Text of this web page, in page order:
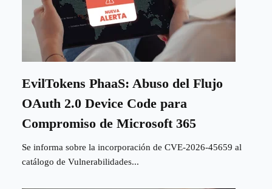
EvilTokens PhaaS: Abuso del Flujo
OAuth 2.0 Device Code para
Compromiso de Microsoft 365
Se informa sobre la incorporación de CVE-2026-45659 al
catálogo de Vulnerabilidades...